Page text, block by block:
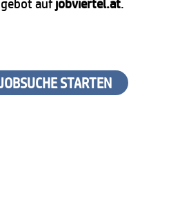
STARTEN